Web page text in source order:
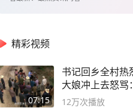
精彩视频
07:15
书记回乡全村热
大娘冲上去怒骂
子
12万次播放